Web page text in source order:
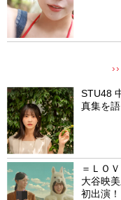
STU48
真集を語
＝ＬＯ
大谷映
初出演！